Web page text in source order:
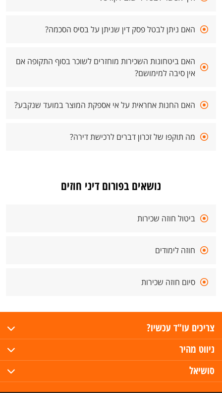
האם ניתן לבטל פסק דין שניתן על בסיס הסכמה?
האם ביטחונות השכירות מוחזרים לשוכר בסוף התקופה אם
אין סיבה למימושם?
האם החנות אחראית על אי אספקת המוצר במועד שנקבע?
מה תוקפו של זכרון דברים לרכישת דירה?
נושאים בפורום דיני חוזים
ביטול חוזה שכירות
חוזה לימודים
סיום חוזה שכירות
צריכים עו"ד עכשיו?
ניווט מהיר
סושיאל